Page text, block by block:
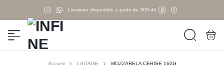
Livraison disponible à partir de 300 dh
Accueil LAITAGE MOZZARELA CERISE 160G